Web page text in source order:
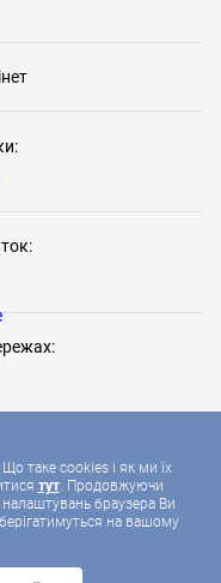
таке cookies і як ми їх
тут. Продовжуючи
браузера Ви
на вашому
ЗАХИЩЕНІ